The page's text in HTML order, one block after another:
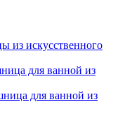
из искусственного
для ванной из
для ванной из